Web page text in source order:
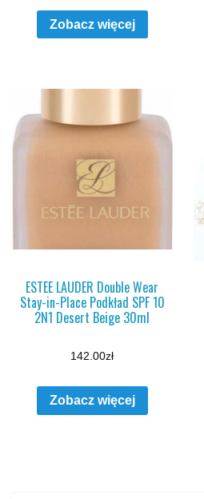
Zobacz więcej
ESTEE LAUDER Double Wear
Stay-in-Place Podkład SPF 10
2N1 Desert Beige 30ml
142.00zł
Zobacz więcej